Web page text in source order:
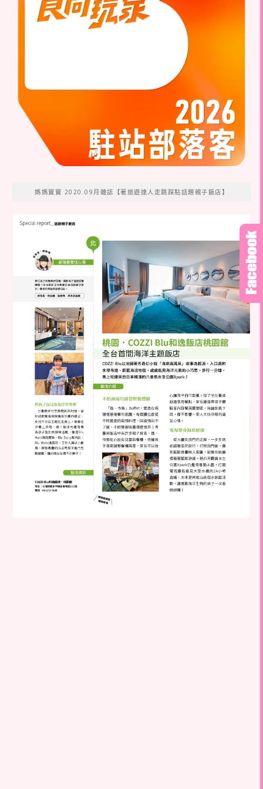
媽媽寶寶 2020.09月雜誌【著旅遊達人走跳踩點話題親子飯店】